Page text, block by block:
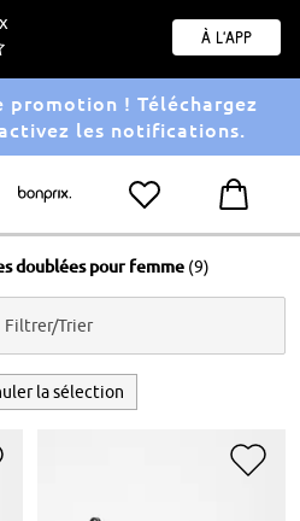
À l'app
promotion ! Téléchargez
les notifications.
doublées pour femme (9)
Filtrer/Trier
la sélection